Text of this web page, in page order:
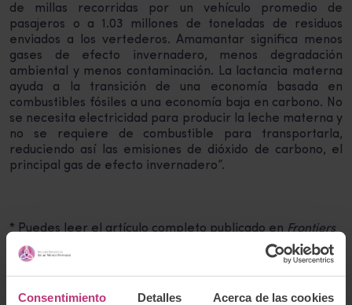
Consentimiento Detalles Acerca de las cookies
de millas recorridas por un vehículo promedio de
pasajeros o a 1.03 millones de toneladas de residuos
enviados a los vertederos. Amamantar significa menos
gases de efecto invernadero, menos degradación
ambiental y menos contaminación. La lactancia materna
ayuda a la transición de una economía basada en
combustibles fósiles a una economía baja en carbono. No
se necesita electricidad para producir la leche materna y
no se requiere de combustible para transportarla,
reduciendo así las emisiones de dióxido de carbono, el
principal gas de efecto invernadero”.
* Puedes leer el artículo completo publicado enFrontiers
in Sustainable Food Systems